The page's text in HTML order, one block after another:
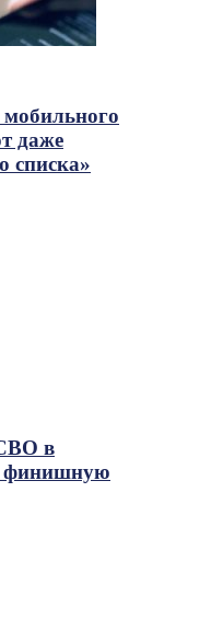
мобильного
даже
списка»
в
финишную